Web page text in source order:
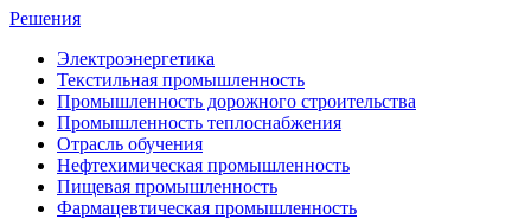
Решения
Электроэнергетика
Текстильная промышленность
Промышленность дорожного строительства
Промышленность теплоснабжения
Отрасль обучения
Нефтехимическая промышленность
Пищевая промышленность
Фармацевтическая промышленность